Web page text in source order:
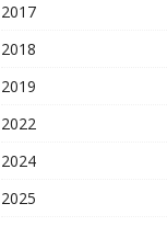
2017
2018
2019
2022
2024
2025